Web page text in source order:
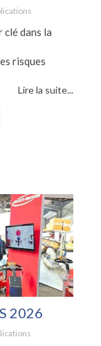
clé dans la
risques
Lire la suite...
2026